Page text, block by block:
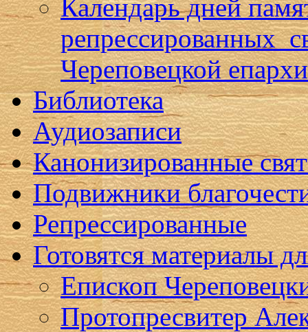
Календарь дней
репрессированных
Череповецкой
Библиотека
Аудиозаписи
Канонизированные
Подвижники
Репрессированные
Готовятся материалы
Епископ
Протопресвитер